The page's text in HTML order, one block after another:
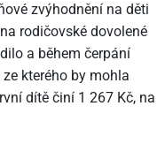
zvýhodnění na děti
rodičovské dovolené
a během čerpání
kterého by mohla
dítě činí 1 267 Kč, na